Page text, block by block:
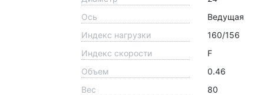
Ось
Ведущая
Индекс нагрузки
160/156
Индекс скорости
F
Объем
0.46
Вес
80